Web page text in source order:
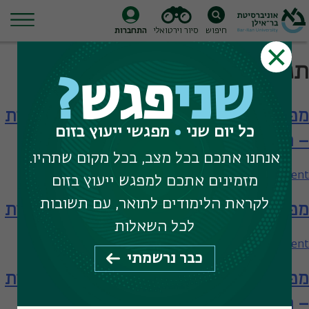
Skip
to
חיפוש סיור וירטואלי התחברות
תגית חיפוש:
מפגש עם המחלקה לבלשנות וספרות אנגלית
– תארים מתקדמים
Leave a Comment
on
עם
המחלקה
וספרות
אנגלית
מפגש עם המחלקה לבלשנות וספרות אנגלית
Leave a Comment
on
מפגש
מפגש עם המחלקה לבלשנות וספרות אנגלית
– תארים מתקדמים
שניפגש?
כל יום שני מפגשי ייעוץ בזום
אנחנו אתכם בכל מצב, בכל מקום שתהיו.
מזמינים אתכם למפגש ייעוץ בזום
לקראת הלימודים לתואר, עם תשובות
לכל השאלות
כבר נרשמתי